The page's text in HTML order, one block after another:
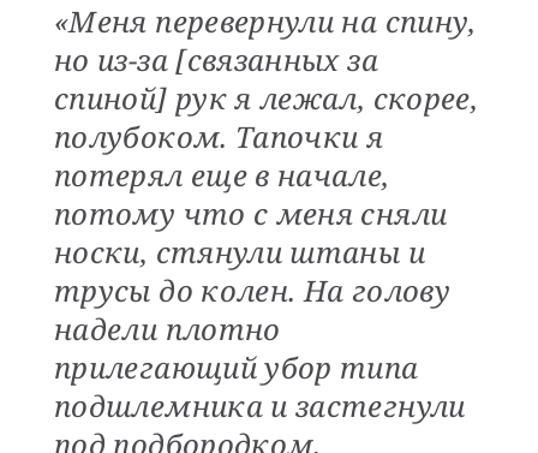
«Меня перевернули на спину,
но из-за [связанных за
спиной] рук я лежал, скорее,
полубоком. Тапочки я
потерял еще в начале,
потому что с меня сняли
носки, стянули штаны и
трусы до колен. На голову
надели плотно
прилегающий убор типа
подшлемника и застегнули
под подбородком.